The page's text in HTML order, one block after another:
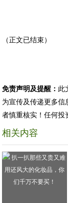
（正文已结束）
免责声明及提醒： 此
为宣传及传递更多信
者慎重核实！任何投
相关内容